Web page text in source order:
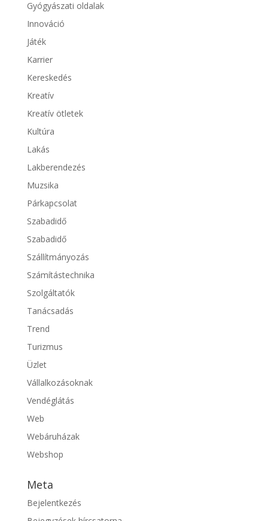
Gyógyászati oldalak
Innováció
Játék
Karrier
Kereskedés
Kreatív
Kreatív ötletek
Kultúra
Lakás
Lakberendezés
Muzsika
Párkapcsolat
Szabadidő
Szabadidő
Szállítmányozás
Számítástechnika
Szolgáltatók
Tanácsadás
Trend
Turizmus
Üzlet
Vállalkozásoknak
Vendéglátás
Web
Webáruházak
Webshop
Meta
Bejelentkezés